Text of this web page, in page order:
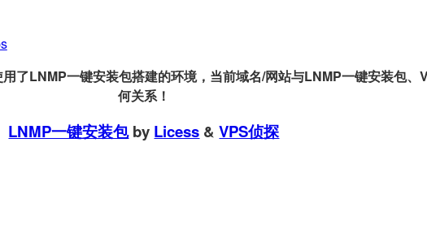
了LNMP一键安装包搭建的环境，当前域名/网站与LNMP一键安装包
何关系！
LNMP一键安装包by Licess &VPS侦探